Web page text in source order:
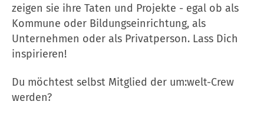
zeigen sie ihre Taten und Projekte - egal ob als
Kommune oder Bildungseinrichtung, als
Unternehmen oder als Privatperson. Lass Dich
inspirieren!
Du möchtest selbst Mitglied der um:welt-Crew
werden?